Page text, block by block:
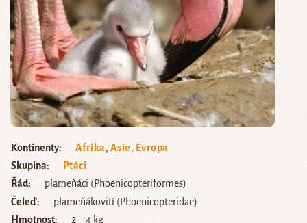
Kontinenty Afrika, Asie, Evropa
Skupina
Ptáci
Řád
plameňáci (Phoenicopteriformes)
Čeleď
plameňákovití (Phoenicopteridae)
Hmotnost
2 – 4 kg